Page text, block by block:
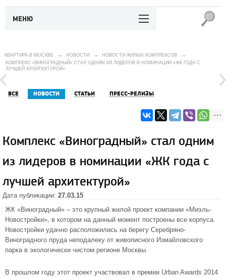
МЕНЮ
КВАРТИРА В МОСКВЕ → НОВОСТИ → НОВОСТИ ЖИЛЫХ КОМПЛЕКСОВ
→
КОМПЛЕКС «ВИНОГРАДНЫЙ» СТАЛ ОДНИМ ИЗ ЛИДЕРОВ В НОМИНАЦИИ «ЖК ГОДА С
ЛУЧШЕЙ АРХИТЕКТУРОЙ»
ВСЕ НОВОСТИ СТАТЬИ ПРЕСС-РЕЛИЗЫ
Комплекс «Виноградный» стал одним
из лидеров в номинации «ЖК года с
лучшей архитектурой»
Дата публикации: 27.03.15
ЖК «Виноградный» – это крупный жилой проект компании «Миэль-
Новостройки», в котором на данный момент построены все корпуса.
Новостройки удачно расположились на берегу Серебряно-
Виноградного пруда неподалеку от живописного Измайловского
парка в экологически чистом регионе Москвы.
В прошлом году этот проект участвовал в премии Urban Awards 2014